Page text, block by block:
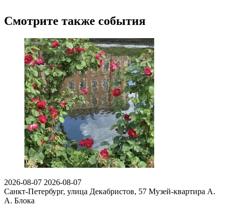
Смотрите также события
2026-08-07 2026-08-07
Санкт-Петербург, улица Декабристов, 57 Музей-квартира А.
А. Блока